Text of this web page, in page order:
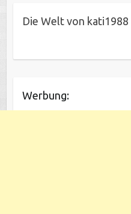
Die Welt von kati1988
Werbung: